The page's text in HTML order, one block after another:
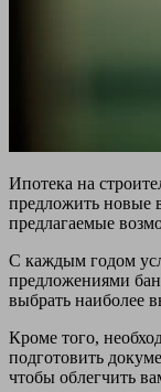
Ипотека на
предложить новые
предлагаемые
С каждым годом
предложениями
выбрать наиболее
Кроме того,
подготовить
чтобы облегчить